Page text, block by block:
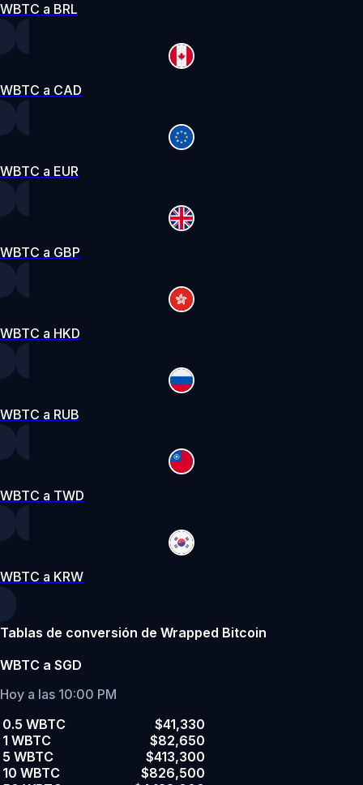
WBTC a BRL
WBTC a CAD
WBTC a EUR
WBTC a GBP
WBTC a HKD
WBTC a RUB
WBTC a TWD
WBTC a KRW
Tablas de conversión de Wrapped Bitcoin
WBTC a SGD
Hoy a las 10:00 PM
0.5 WBTC
$41,330
1 WBTC
$82,650
5 WBTC
$413,300
10 WBTC
$826,500